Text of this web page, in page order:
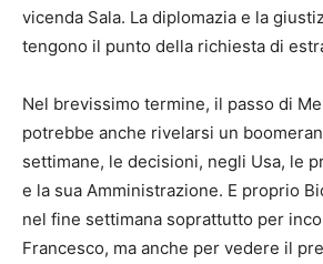
vicenda Sala. La diplomazia e la
tengono il punto della richiesta di
Nel brevissimo termine, il passo di
potrebbe anche rivelarsi un
settimane, le decisioni, negli Usa, le
e la sua Amministrazione. E proprio
nel fine settimana soprattutto per
Francesco, ma anche per vedere il